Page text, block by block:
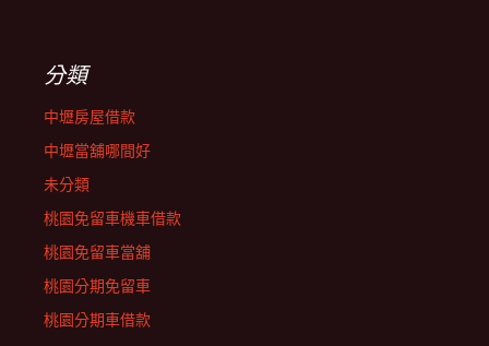
分類
中壢房屋借款
中壢當舖哪間好
未分類
桃園免留車機車借款
桃園免留車當舖
桃園分期免留車
桃園分期車借款